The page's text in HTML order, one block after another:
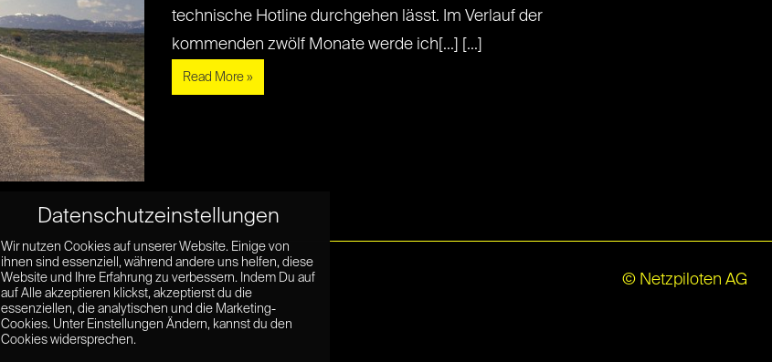
technische Hotline durchgehen lässt. Im Verlauf der
kommenden zwölf Monate werde ich[...] [...]
Read More »
© Netzpiloten AG
Datenschutzeinstellungen
Wir nutzen Cookies auf unserer Website. Einige von
ihnen sind essenziell, während andere uns helfen, diese
Website und Ihre Erfahrung zu verbessern. Indem Du auf
auf Alle akzeptieren klickst, akzeptierst du die
essenziellen, die analytischen und die Marketing-
Cookies. Unter Einstellungen Ändern, kannst du den
Cookies widersprechen.